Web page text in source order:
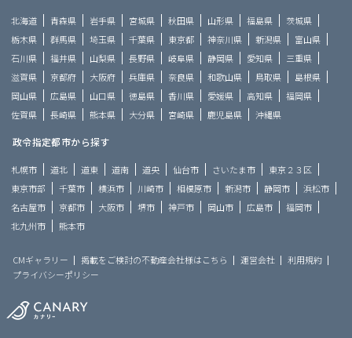
北海道 青森県 岩手県 宮城県 秋田県 山形県 福島県
茨城県
栃木県
群馬県 埼玉県 千葉県 東京都 神奈川県 新潟県
富山県
石川県
福井県 山梨県 長野県 岐阜県 静岡県 愛知県
三重県
滋賀県
京都府 大阪府 兵庫県 奈良県 和歌山県 鳥取県
島根県
岡山県
広島県 山口県 徳島県 香川県 愛媛県 高知県
福岡県
佐賀県
長崎県 熊本県 大分県 宮崎県 鹿児島県 沖縄県
政令指定都市から探す
札幌市 道北 道東 道南 道央 仙台市 さいたま市
東京２３区
東京市部
千葉市 横浜市 川崎市 相模原市 新潟市 静岡市
浜松市
名古屋市
京都市 大阪市 堺市 神戸市 岡山市 広島市
福岡市
北九州市
熊本市
CMギャラリー 掲載をご検討の不動産会社様はこちら 運営会社
利用規約
プライバシーポリシー